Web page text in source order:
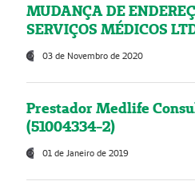
MUDANÇA DE
SERVIÇOS MÉDICOS
03 de Novembro de 2020
Prestador Medlife
(51004334-2)
01 de Janeiro de 2019